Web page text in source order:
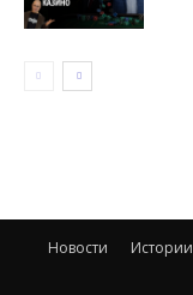
Новости Истории